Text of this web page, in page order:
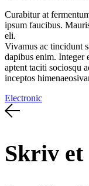
Curabitur at
ipsum faucibus.
eli.
Vivamus ac tincidunt
dapibus enim. Integer
aptent taciti sociosqu
inceptos
Electronic
Skriv et